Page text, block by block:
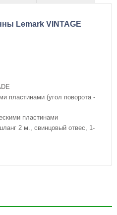
Lemark VINTAGE
пластинами (угол поворота -
пластинами
2 м., свинцовый отвес, 1-